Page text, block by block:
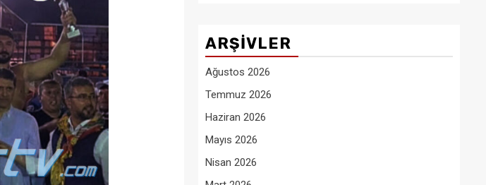
ARŞIVLER
Ağustos 2026
Temmuz 2026
Haziran 2026
Mayıs 2026
Nisan 2026